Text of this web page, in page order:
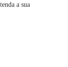
a sua